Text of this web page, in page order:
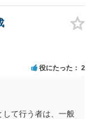
に定めることは禁止
双方の合意に基づく
分については、当
があると考えられ
役にたった 2
して行う者は、一般